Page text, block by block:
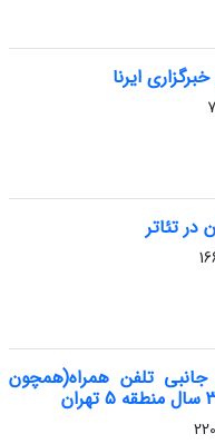
ایرنا
تئاتر
جانبی تلفن همراه(همچون